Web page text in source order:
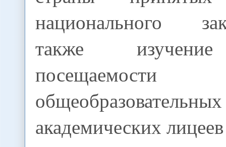
национального
также
академических